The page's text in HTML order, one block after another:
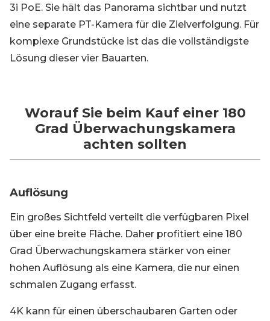
3i PoE. Sie hält das Panorama sichtbar und nutzt
eine separate PT-Kamera für die Zielverfolgung. Für
komplexe Grundstücke ist das die vollständigste
Lösung dieser vier Bauarten.
Worauf Sie beim Kauf einer 180
Grad Überwachungskamera
achten sollten
Auflösung
Ein großes Sichtfeld verteilt die verfügbaren Pixel
über eine breite Fläche. Daher profitiert eine 180
Grad Überwachungskamera stärker von einer
hohen Auflösung als eine Kamera, die nur einen
schmalen Zugang erfasst.
4K kann für einen überschaubaren Garten oder